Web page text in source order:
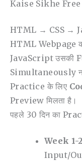
Kaise Sikhe
HTML → CSS →
HTML Webpage
JavaScript उसकी
Simultaneously
Practice के लिए
Preview मिलता है।
पहले 30 दिन का
Week 1-
Input/